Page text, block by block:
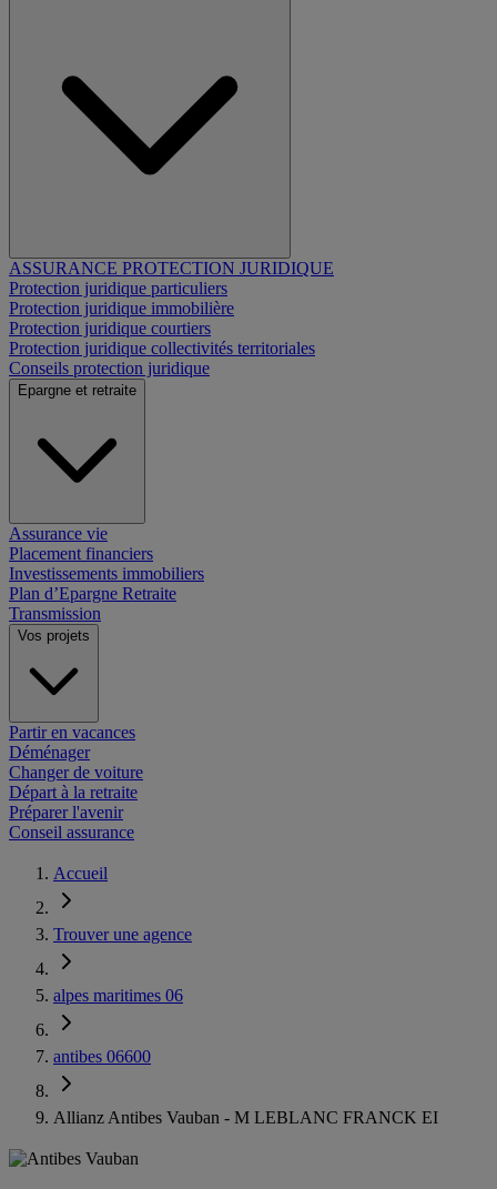
ASSURANCE PROTECTION JURIDIQUE
Protection juridique particuliers
Protection juridique immobilière
Protection juridique courtiers
Protection juridique collectivités territoriales
Conseils protection juridique
Epargne et retraite
Assurance vie
Placement financiers
Investissements immobiliers
Plan d’Epargne Retraite
Transmission
Vos projets
Partir en vacances
Déménager
Changer de voiture
Départ à la retraite
Préparer l'avenir
Conseil assurance
Accueil
Trouver une agence
alpes maritimes 06
antibes 06600
Allianz Antibes Vauban - M LEBLANC FRANCK EI